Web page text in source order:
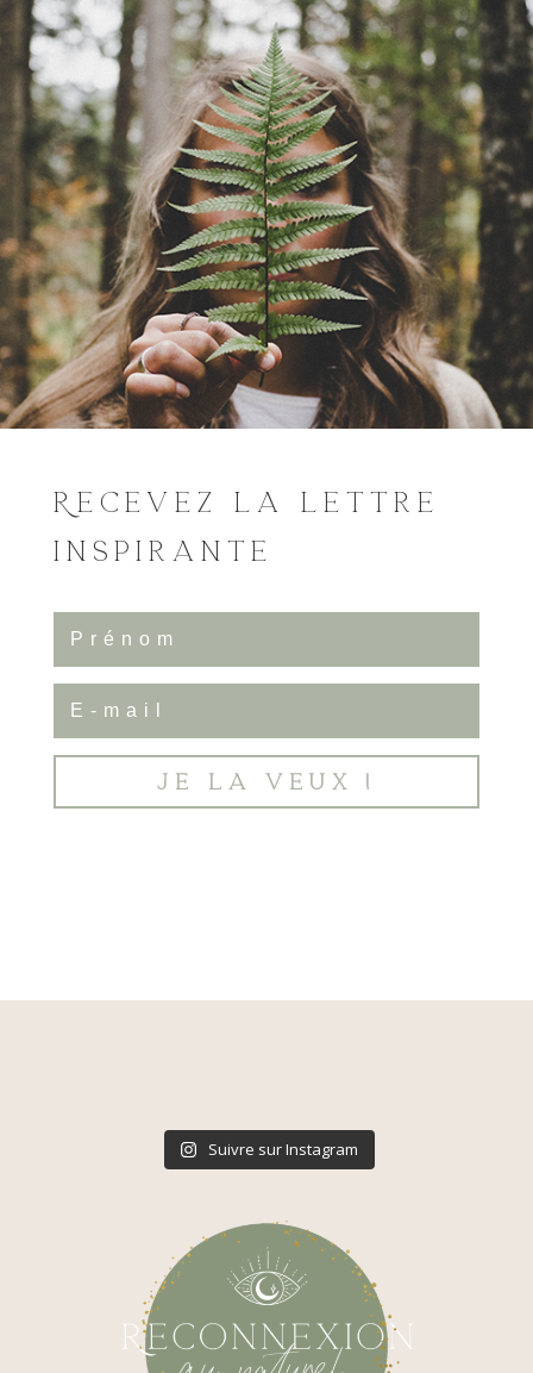
Recevez la lettre
inspirante
Je la veux !
Suivre sur Instagram